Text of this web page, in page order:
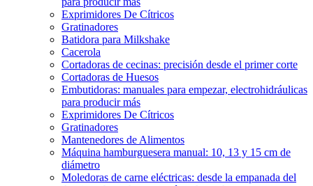
Exprimidores De Cítricos
Gratinadores
Batidora para Milkshake
Cacerola
Cortadoras de cecinas: precisión desde el primer corte
Cortadoras de Huesos
Embutidoras: manuales para empezar, electrohidráulicas
para producir más
Exprimidores De Cítricos
Gratinadores
Mantenedores de Alimentos
Máquina hamburguesera manual: 10, 13 y 15 cm de
diámetro
Moledoras de carne eléctricas: desde la empanada del